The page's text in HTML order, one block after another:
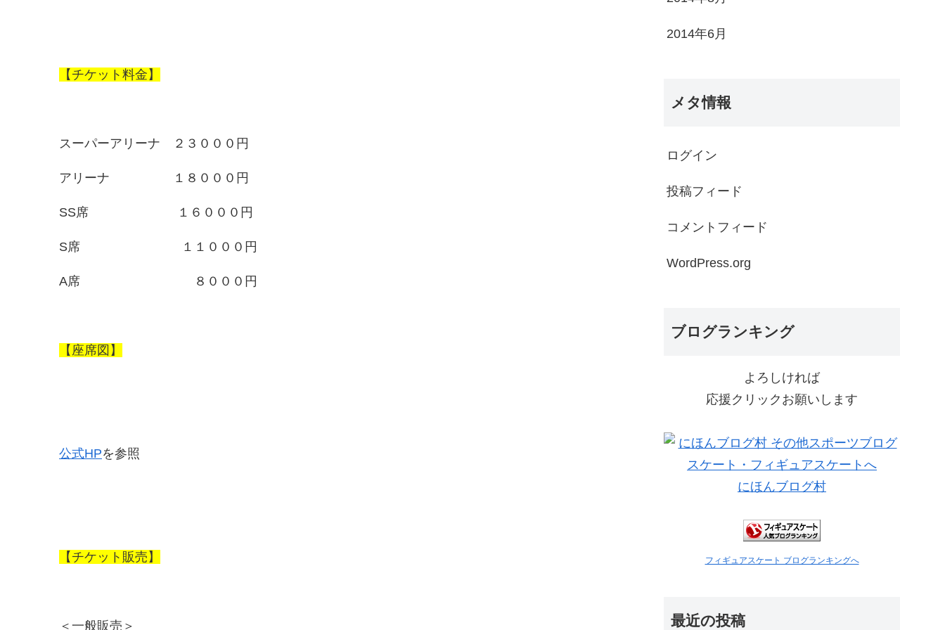
【チケット料金】
スーパーアリーナ ２３０００円
アリーナ １８０００円
SS席 １６０００円
S席 １１０００円
A席 ８０００円
【座席図】
公式HPを参照
【チケット販売】
＜一般販売＞
2014年6月
メタ情報
ログイン
投稿フィード
コメントフィード
WordPress.org
ブログランキング
よろしければ
応援クリックお願いします
にほんブログ村
フィギュアスケート ブログランキングへ
最近の投稿